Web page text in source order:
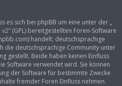
es sich bei phpBB um eine unter der „
v2“ (GPL) bereitgestellten Foren-Software
handelt; deutschsprachige
die deutschsprachige Community unter
gestellt. Beide haben keinen Einfluss
Software verwendet wird. Sie können
der Software für bestimmte Zwecke
fremder Foren Einfluss nehmen.